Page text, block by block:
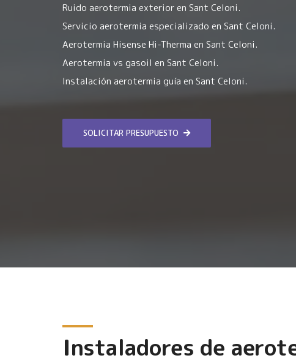
Ruido aerotermia exterior en Sant Celoni.
Servicio aerotermia especializado en Sant Celoni.
Aerotermia Hisense Hi-Therma en Sant Celoni.
Aerotermia vs gasoil en Sant Celoni.
Instalación aerotermia guía en Sant Celoni.
SOLICITAR PRESUPUESTO
Instaladores de